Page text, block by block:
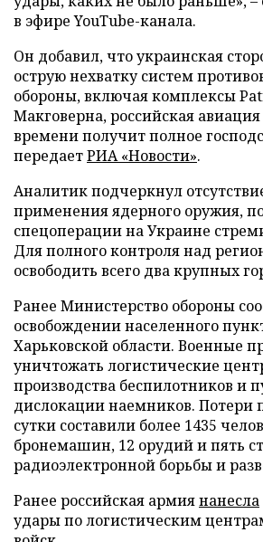
в эфире YouTube-канала.
Он добавил, что украинская
острую нехватку систем
обороны, включая комплексы
Макговерна, российская
времени получит полное
передаетРИА «Новости».
Аналитик подчеркнул
применения ядерного оружия,
спецоперации на Украине
Для полного контроля над
освободить всего два крупных
Ранее Министерство обороны
освобождении населенного
Харьковской области. Военные
уничтожать логистические
производства беспилотников и
дислокации наемников. Потери
сутки составили более 1435
бронемашин, 12 орудий и пять
радиоэлектронной борьбы и
Ранее российская армиянанесла
удары по логистическим